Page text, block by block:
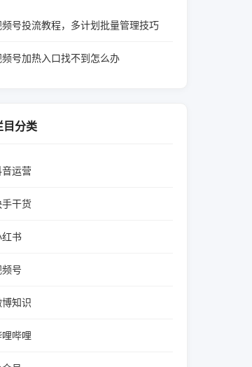
号投流教程，多计划批量管理技巧
号加热入口找不到怎么办
目分类
运营
干货
书
号
知识
哩哔哩